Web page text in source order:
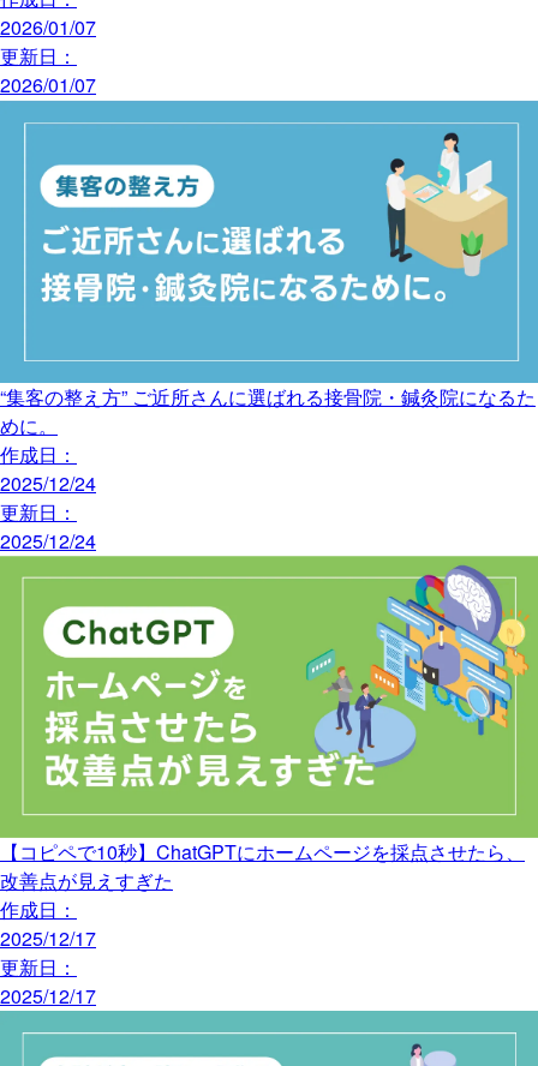
2026/01/07
更新日：
2026/01/07
“集客の整え方” ご近所さんに選ばれる接骨院・鍼灸院になるた
めに。
作成日：
2025/12/24
更新日：
2025/12/24
【コピペで10秒】ChatGPTにホームページを採点させたら、
改善点が見えすぎた
作成日：
2025/12/17
更新日：
2025/12/17